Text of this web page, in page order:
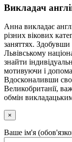
Викладач
Анна викладає
різних вікових
заняттях. Здобувши
Львівському
знайти
мотивуючи і
Вдосконаливши
Великобританії,
обмін
×
Ваше ім'я